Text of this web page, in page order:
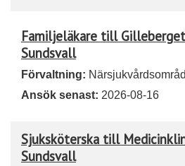
Familjeläkare till
Sundsvall
Förvaltning:
Ansök senast: 2026-08-16
Sjuksköterska till
Sundsvall